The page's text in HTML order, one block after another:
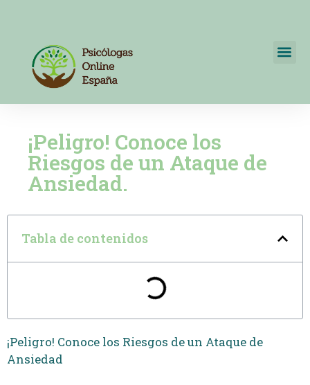
¡Peligro! Conoce los
Riesgos de un Ataque de
Ansiedad.
Tabla de contenidos
¡Peligro! Conoce los Riesgos de un Ataque de
Ansiedad